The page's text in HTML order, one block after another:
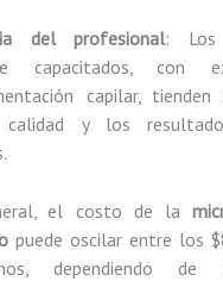
del profesional: Los
capacitados, con
capilar,
y los
el costo de la
puede oscilar entre los
dependiendo